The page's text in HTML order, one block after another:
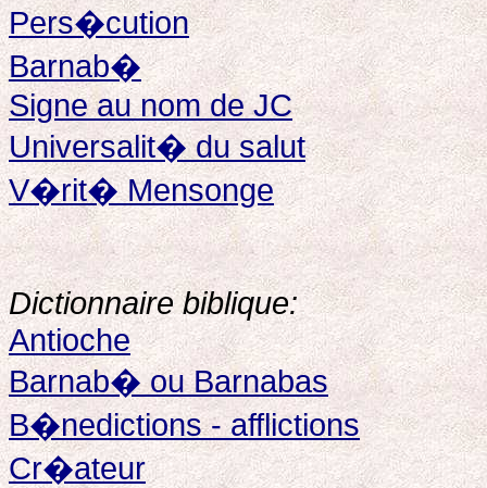
Pers�cution
Barnab�
Signe au nom de JC
Universalit� du salut
V�rit� Mensonge
Dictionnaire biblique:
Antioche
Barnab� ou Barnabas
B�nedictions - afflictions
Cr�ateur